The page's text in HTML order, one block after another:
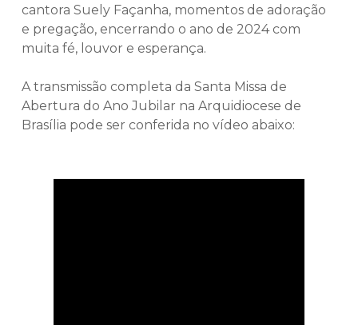
cantora Suely Façanha, momentos de adoração
e pregação, encerrando o ano de 2024 com
muita fé, louvor e esperança.
A transmissão completa da Santa Missa de
Abertura do Ano Jubilar na Arquidiocese de
Brasília pode ser conferida no vídeo abaixo: